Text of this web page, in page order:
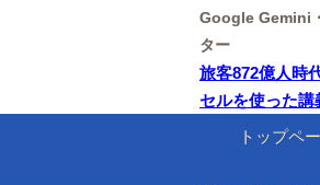
Google Gemini
ター
旅客872億人時
セルを使った
トップペ